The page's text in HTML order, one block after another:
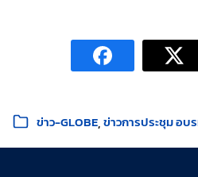
หมวดหมู่:
ข่าว-GLOBE ข่าวการประชุม อบ